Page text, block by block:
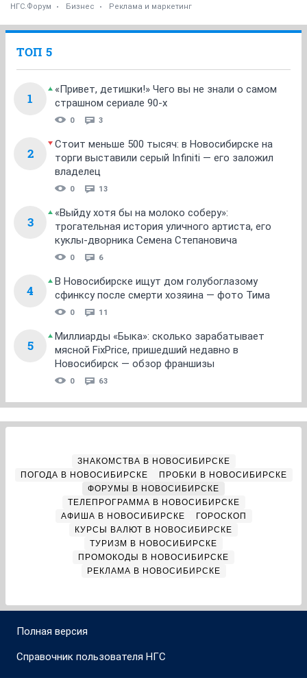
НГС.Форум Бизнес Реклама и маркетинг
ТОП 5
1
«Привет, детишки!» Чего вы не знали о самом
страшном сериале 90-х
0 3
2
Стоит меньше 500 тысяч: в Новосибирске на
торги выставили серый Infiniti — его заложил
владелец
0 13
3
«Выйду хотя бы на молоко соберу»:
трогательная история уличного артиста, его
куклы-дворника Семена Степановича
0 6
4
В Новосибирске ищут дом голубоглазому
сфинксу после смерти хозяина — фото Тима
0 11
5
Миллиарды «Быка»: сколько зарабатывает
мясной FixPrice, пришедший недавно в
Новосибирск — обзор франшизы
0 63
ЗНАКОМСТВА В НОВОСИБИРСКЕ
ПОГОДА В НОВОСИБИРСКЕ
ПРОБКИ В НОВОСИБИРСКЕ
ФОРУМЫ В НОВОСИБИРСКЕ
ТЕЛЕПРОГРАММА В НОВОСИБИРСКЕ
АФИША В НОВОСИБИРСКЕ
ГОРОСКОП
КУРСЫ ВАЛЮТ В НОВОСИБИРСКЕ
ТУРИЗМ В НОВОСИБИРСКЕ
ПРОМОКОДЫ В НОВОСИБИРСКЕ
РЕКЛАМА В НОВОСИБИРСКЕ
Полная версия
Справочник пользователя НГС